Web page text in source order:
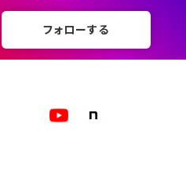
フォローする